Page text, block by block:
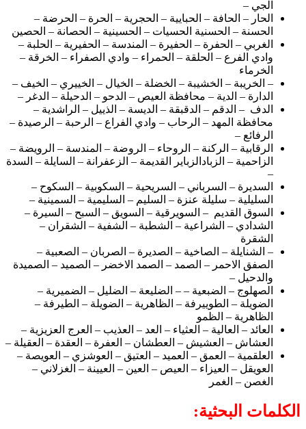
الجي –
الحار – الحافة – الحبايية – الحجرية – الحرة – الحرضة –
الحسنة – الحسنية الحسيات – الحسينية – الحصانة – الحصين
الغربي – الحفرة – الحفيرة – المندسة – الحفيرية – الحلبة –
وادي الفرع – الحلقة – الحمراء – وادي الصفراء – الخرقة –
الخرماء
– الخريبة – الخشيبة – الخضلة – الخيال – الخييري – الخيف –
الدارة – الدية – محافظة العيص – الدحو – الدحيلة – الدغر –
الدف – الدقم – الدقبقة – الديسة – الذييل – الراشدية –
محافظة المهد – الرحاب – وادي الفراع – الرحبة – الرصيدة –
الرفائع –
الرقابية – الركنة – الروحاء – الروضة – المندسة – الرويضة –
الزاحمية – الزبادالزباير القديمة – الزعفرانة – السايلة – السدة
–
السديرة – السرباني – السريحية – السكوبية – السكوح –
السليلية – سليلة عنزة – السليم – السليمية – السمينية –
السوق القديم – السويرقية – السويق – السبح – السيرة –
الشدادي – الشراعية – الشطبة – الشفية – الشقران –
الشقرة
– الشنايلة – الصاخية – الصديرة – الصربان – الصعبية –
الصفق الاحمر – الصمد – الصمد الاخضر – الصميد – الصميدة
والدحيل –
الصهلوج – الضبعية – – الضليعة – الضليل – الضميرية –
الضويلة – الطوييرفة – الظاهرية – الضويلة – الطيرفة –
الظاهرية – الظمو
العائد – العالية – العثياء – العد – العذيب – العرج العزيزية –
العشاش – العشيش – العطشان – العفرة – العقدة – العقيلة –
العلقمية – العمق – العميد – العتيق – العوشزي – العويصة –
العويقل – العيزاء – العيص – العين – العيينة – الغزلاني –
الغصن – الغمر
الكلمات البحثية: